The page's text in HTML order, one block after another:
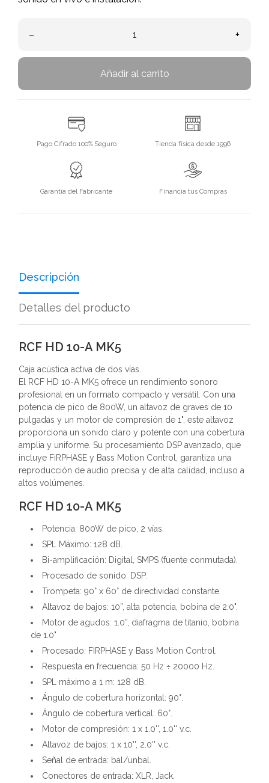
– +
Añadir al carrito
Pago Cifrado 100% Seguro Tienda física desde 1996
Garantía del Fabricante Financia tus Compras
Descripción
Detalles del producto
RCF HD 10-A MK5
Caja acústica activa de dos vías.
El RCF HD 10-A MK5 ofrece un rendimiento sonoro
profesional en un formato compacto y versátil. Con una
potencia de pico de 800W, un altavoz de graves de 10
pulgadas y un motor de compresión de 1", este altavoz
proporciona un sonido claro y potente con una cobertura
amplia y uniforme. Su procesamiento DSP avanzado, que
incluye FiRPHASE y Bass Motion Control, garantiza una
reproducción de audio precisa y de alta calidad, incluso a
altos volúmenes.
RCF HD 10-A MK5
Potencia: 800W de pico, 2 vías.
SPL Máximo: 128 dB.
Bi-amplificación: Digital, SMPS (fuente conmutada).
Procesado de sonido: DSP.
Trompeta: 90° x 60° de directividad constante.
Altavoz de bajos: 10”, alta potencia, bobina de 2.0".
Motor de agudos: 1.0”, diafragma de titanio, bobina
de 1.0"
Procesado: FIRPHASE y Bass Motion Control.
Respuesta en frecuencia: 50 Hz ÷ 20000 Hz.
SPL máximo a 1 m: 128 dB.
Ángulo de cobertura horizontal: 90°.
Ángulo de cobertura vertical: 60°.
Motor de compresión: 1 x 1.0'', 1.0'' v.c.
Altavoz de bajos: 1 x 10'', 2.0'' v.c.
Señal de entrada: bal/unbal.
Conectores de entrada: XLR, Jack.